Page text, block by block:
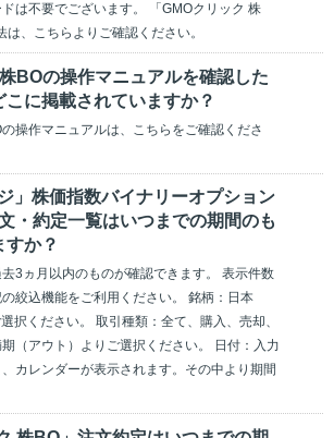
は不要でございます。 「GMOクリック 株
は、こちらよりご確認ください。
BOの操作マニュアルを確認した
こに掲載されていますか？
操作マニュアルは、こちらをご確認くださ
」株価指数バイナリーオプション
・約定一覧はいつまでの期間のも
すか？
3ヵ月以内のものが確認できます。 表示件数
絞込機能をご利用ください。 銘柄：日本
択ください。 取引種類：全て、購入、売却、
（アウト）よりご選択ください。 日付：入力
カレンダーが表示されます。その中より期間